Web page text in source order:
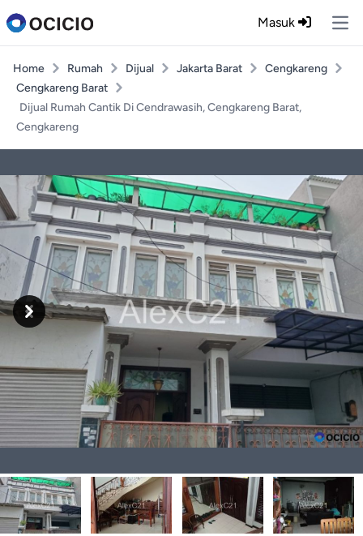
Masuk
Home Rumah Dijual Jakarta Barat
Cengkareng
Cengkareng Barat
Dijual Rumah Cantik Di Cendrawasih, Cengkareng Barat,
Cengkareng
Previous
Next